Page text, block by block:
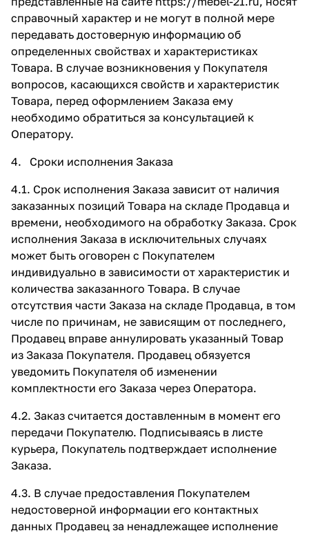
справочный характер и не могут в полной мере
передавать достоверную информацию об
определенных свойствах и характеристиках
Товара. В случае возникновения у Покупателя
вопросов, касающихся свойств и характеристик
Товара, перед оформлением Заказа ему
необходимо обратиться за консультацией к
Оператору.
4. Сроки исполнения Заказа
4.1. Срок исполнения Заказа зависит от наличия
заказанных позиций Товара на складе Продавца и
времени, необходимого на обработку Заказа. Срок
исполнения Заказа в исключительных случаях
может быть оговорен с Покупателем
индивидуально в зависимости от характеристик и
количества заказанного Товара. В случае
отсутствия части Заказа на складе Продавца, в том
числе по причинам, не зависящим от последнего,
Продавец вправе аннулировать указанный Товар
из Заказа Покупателя. Продавец обязуется
уведомить Покупателя об изменении
комплектности его Заказа через Оператора.
4.2. Заказ считается доставленным в момент его
передачи Покупателю. Подписываясь в листе
курьера, Покупатель подтверждает исполнение
Заказа.
4.3. В случае предоставления Покупателем
недостоверной информации его контактных
данных Продавец за ненадлежащее исполнение